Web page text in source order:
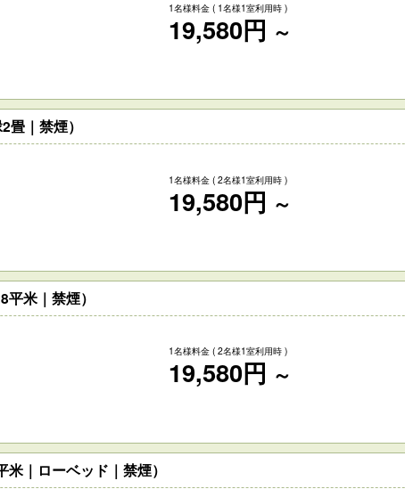
1名様料金 ( 1名様1室利用時 )
19,580円 ～
｜禁煙）
1名様料金 ( 2名様1室利用時 )
19,580円 ～
米｜禁煙）
1名様料金 ( 2名様1室利用時 )
19,580円 ～
｜ローベッド｜禁煙）